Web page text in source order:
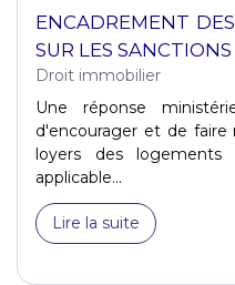
ENCADREMENT
SUR LES
Droit immobilier
Une réponse
d'encourager et de
loyers des
applicable...
Lire la suite